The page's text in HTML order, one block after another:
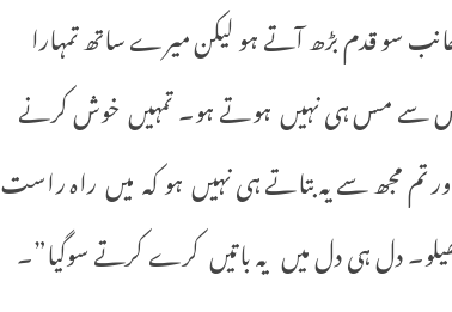
سو قدم بڑھ آتے ہو لیکن میرے ساتھ تمہارا
سے مس ہی نہیں ہوتے ہو۔ تمہیں خوش کرنے
تم مجھ سے یہ بتاتے ہی نہیں ہو کہ میں راہ راست
دل ہی دل میں یہ باتیں کرے کرتے سوگیا”۔